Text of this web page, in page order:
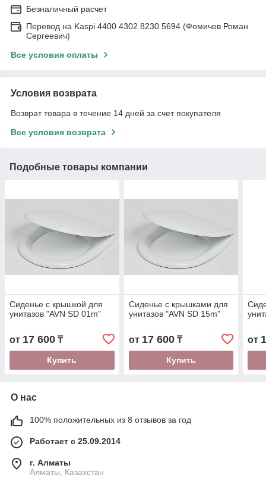
Безналичный расчет
Перевод на Kaspi 4400 4302 8230 5694 (Фомичев Роман
Сергеевич)
Все условия оплаты
Условия возврата
Возврат товара в течение 14 дней за счет покупателя
Все условия возврата
Подобные товары компании
Сиденье с крышкой для
унитазов "AVN SD 01m"
от 17 600 ₸
Купить
Сиденье с крышками для
унитазов "AVN SD 15m"
от 17 600₸
Купить
от
О нас
100% положительных из 8 отзывов за год
Работает с 25.09.2014
г. Алматы
Алматы, Казахстан